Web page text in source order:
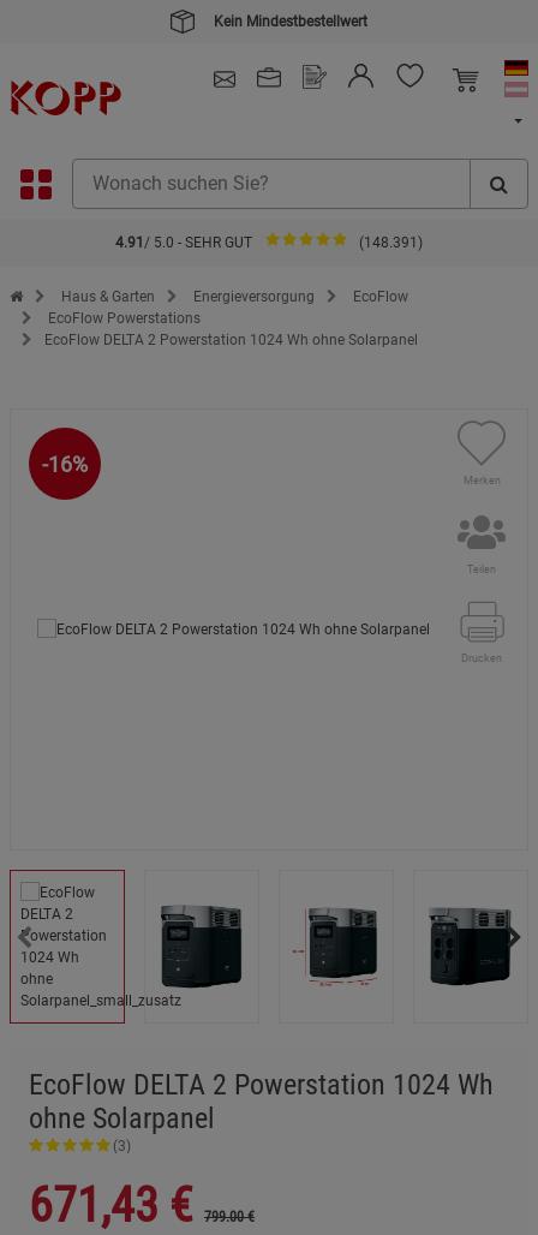
4.91 / 5.0 - SEHR GUT (148.391)
Zur Startseite des Kopp Verlag Online-Shop
Haus & Garten Energieversorgung
EcoFlow
EcoFlow Powerstations
EcoFlow DELTA 2 Powerstation 1024 Wh ohne Solarpanel
-16%
Merken
Teilen
Drucken
EcoFlow DELTA 2 Powerstation 1024 Wh
ohne Solarpanel
(3)
671,43 € 799.00 €